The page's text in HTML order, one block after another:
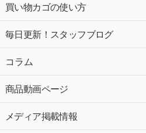
買い物カゴの使い方
毎日更新！スタッフブログ
コラム
商品動画ページ
メディア掲載情報